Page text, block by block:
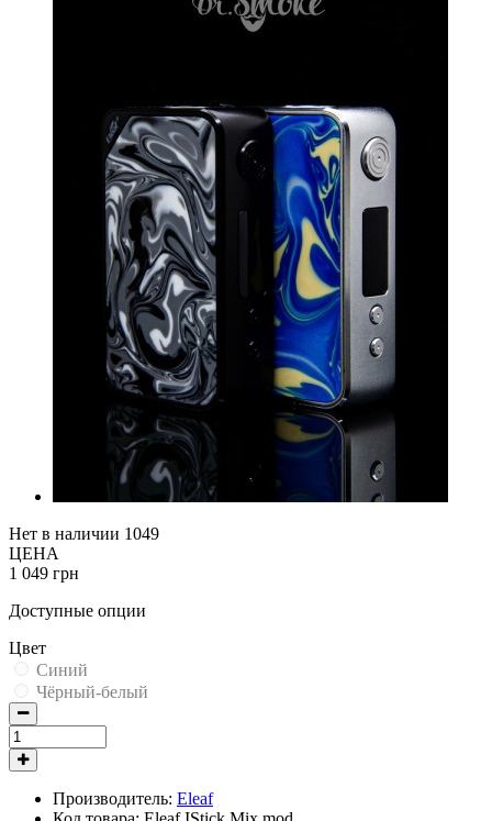
Нет в наличии 1049
ЦЕНА
1 049 грн
Доступные опции
Цвет
Синий
Чёрный-белый
Производитель: Eleaf